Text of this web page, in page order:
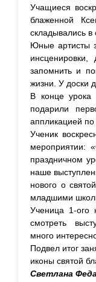
Учащиеся
блаженной
складывались в
Юные артисты
запомнить и
жизни. У доски
В конце
подарили
аппликацией по
Ученик
мероприятии:
праздничном
наше
нового о
младшими
Ученица 1-ого
смотреть
много
Подвел итог
иконы святой
Светлана